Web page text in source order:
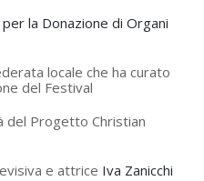
la Donazione di Organi
locale che ha curato
del Festival
del Progetto Christian
e attrice Iva Zanicchi